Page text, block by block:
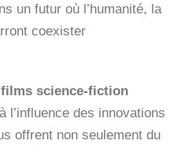
un futur où l’humanité, la
coexister
science-fiction
l’influence des innovations
offrent non seulement du